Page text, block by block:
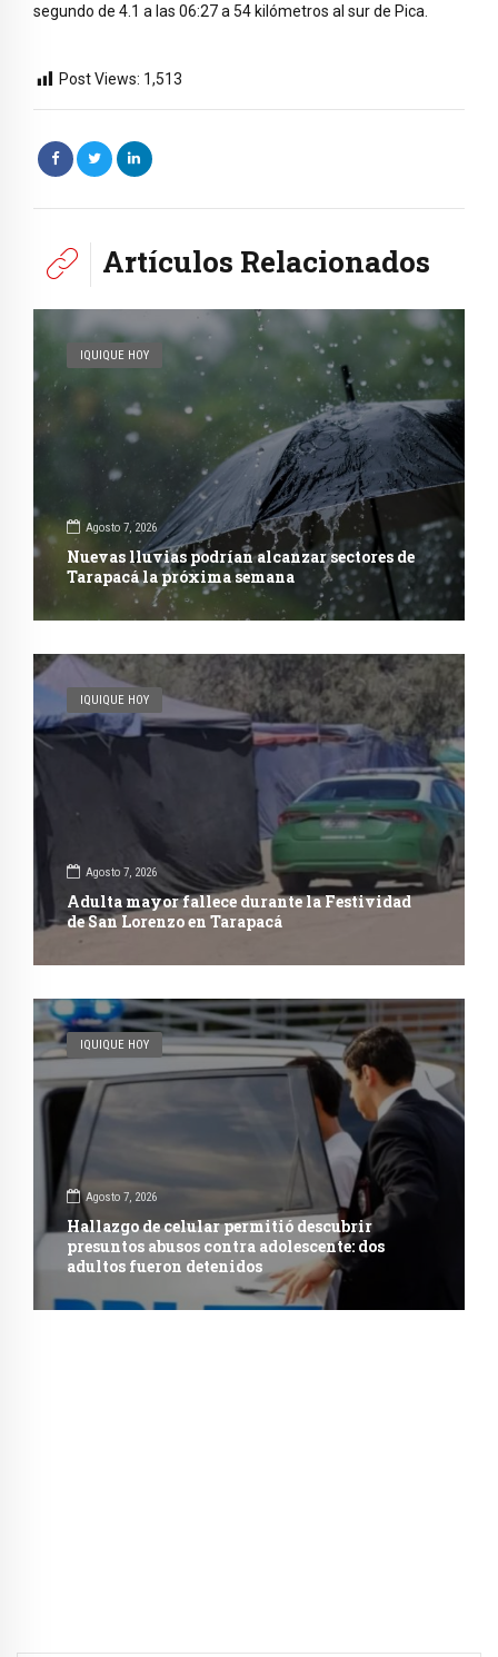
segundo de 4.1 a las 06:27 a 54 kilómetros al sur de Pica.
Post Views: 1,513
Artículos Relacionados
IQUIQUE HOY
Agosto 7, 2026
Nuevas lluvias podrían alcanzar sectores de
Tarapacá la próxima semana
IQUIQUE HOY
Agosto 7, 2026
Adulta mayor fallece durante la Festividad
de San Lorenzo en Tarapacá
IQUIQUE HOY
Agosto 7, 2026
Hallazgo de celular permitió descubrir
presuntos abusos contra adolescente: dos
adultos fueron detenidos